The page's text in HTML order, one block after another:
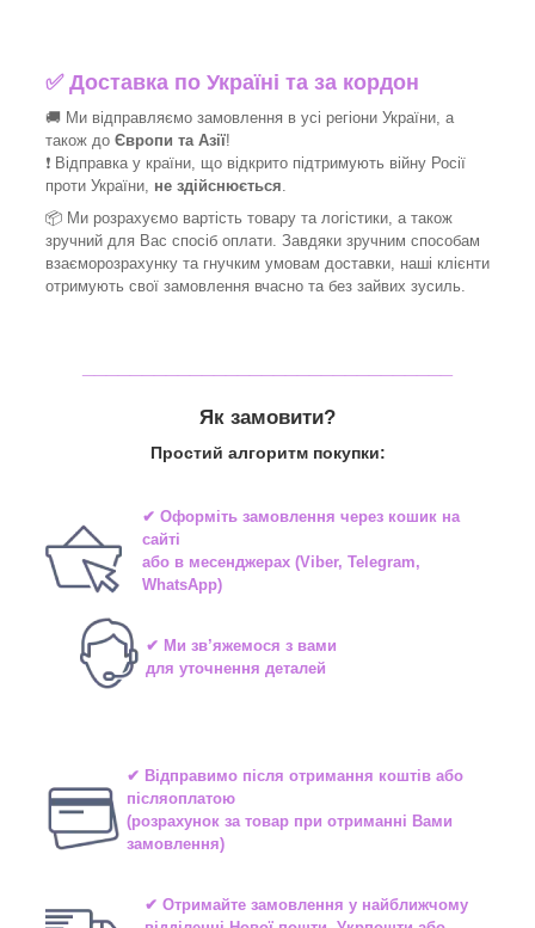
✅Доставка по Україні та за кордон
🚚 Ми відправляємо замовлення в усі регіони України, а
також до Європи та Азії!
❗ Відправка у країни, що відкрито підтримують війну Росії
проти України, не здійснюється
📦 Ми розрахуємо вартість товару та логістики, а також
зручний для Вас спосіб оплати. Завдяки зручним способам
взаєморозрахунку та гнучким умовам доставки, наші клієнти
отримують свої замовлення вчасно та без зайвих зусиль.
Як замовити?
Простий алгоритм покупки:
✔ Оформіть замовлення через кошик на
сайті
або в месенджерах(Viber, Telegram,
WhatsApp)
✔ Ми зв’яжемося з вами
для уточнення деталей
✔ Відправимо після отримання коштів або
післяоплатою
(розрахунок за товар при отриманні Вами
замовлення)
✔ Отримайте замовлення у найближчому